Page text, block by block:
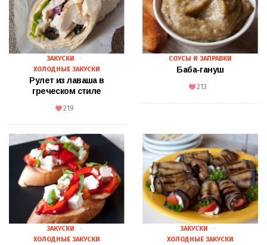
ЗАКУСКИ
ХОЛОДНЫЕ ЗАКУСКИ
Рулет из лаваша в
греческом стиле
219
СОУСЫ И ЗАПРАВКИ
Баба-гануш
213
ЗАКУСКИ
ХОЛОДНЫЕ ЗАКУСКИ
ЗАКУСКИ
ХОЛОДНЫЕ ЗАКУСКИ